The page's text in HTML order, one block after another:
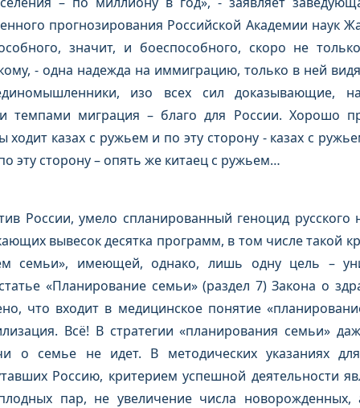
прогнозирования Российской Академии наук
значит, и боеспособного, скоро не
- одна надежда на иммиграцию, только в ней
изо всех сил доказывающие,
темпами миграция – благо для России. Хорошо
ходит казах с ружьем и по эту сторону - казах с
эту сторону – опять же китаец с ружьем…
России, умело спланированный геноцид русского
вывесок десятка программ, в том числе такой
семьи», имеющей, однако, лишь одну цель –
«Планирование семьи» (раздел 7) Закона о
что входит в медицинское понятие
Всё! В стратегии «планирования семьи»
о семье не идет. В методических указаниях
Россию, критерием успешной деятельности
пар, не увеличение числа